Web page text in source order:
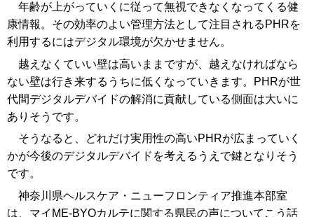
年齢が上がっていくに従って無視できなくなってくる健
康情報。その効率のよい管理方法として注目されるPHRを
利用するにはデジタル環境が欠かせません。
越えなくていい壁は高いままですが、越えなければなら
ない壁は行き来するうちに低くなっていきます。PHRが世
代間デジタルデバイドの解消に貢献している側面は大いに
ありそうです。
そうなると、どれだけ実用性の高いPHRが広まっていく
かが今後のデジタルデバイドを考えるうえで鍵となりそう
です。
神奈川県ヘルスケア・ニューフロンティア推進本部室
は、マイME-BYOカルテに関する県民の声についてこう話